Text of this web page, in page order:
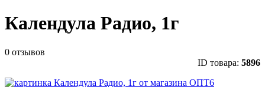
Календула Радио, 1г
0 отзывов
ID товара: 5896